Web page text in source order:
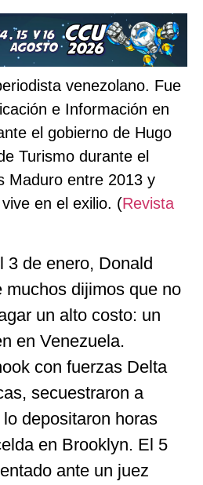
venezolano. Fue
e Información en
el gobierno de Hugo
Turismo durante el
Maduro entre 2013 y
en el exilio. (Revista
3 de enero, Donald
muchos dijimos que no
un alto costo: un
en Venezuela.
con fuerzas Delta
secuestraron a
depositaron horas
en Brooklyn. El 5
ante un juez